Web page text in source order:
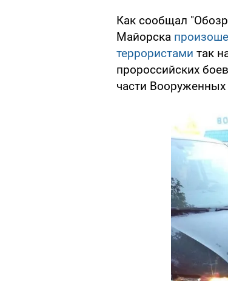
Как сообщал
Майорска
террористами так
пророссийских
части